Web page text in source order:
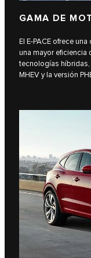
GAMA DE
El E-PACE ofrece
una mayor eficiencia
tecnologías
MHEV y la versión